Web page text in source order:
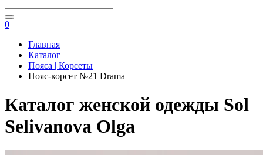
0
Главная
Каталог
Пояса | Корсеты
Пояс-корсет №21 Drama
Каталог женской одежды Sol
Selivanova Olga